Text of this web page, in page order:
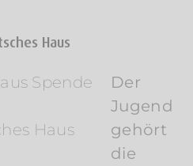
Haus
Haus
Der
Jugend
gehört
die